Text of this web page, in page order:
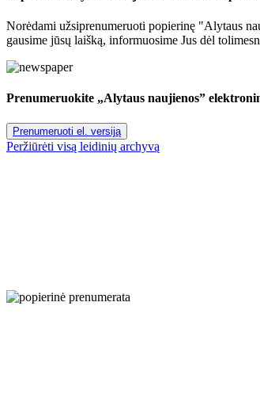
Norėdami užsiprenumeruoti popierinę "Alytaus
gausime jūsų laišką, informuosime Jus dėl
Prenumeruokite „Alytaus naujienos”
Prenumeruoti el. versiją
Peržiūrėti visą leidinių archyvą